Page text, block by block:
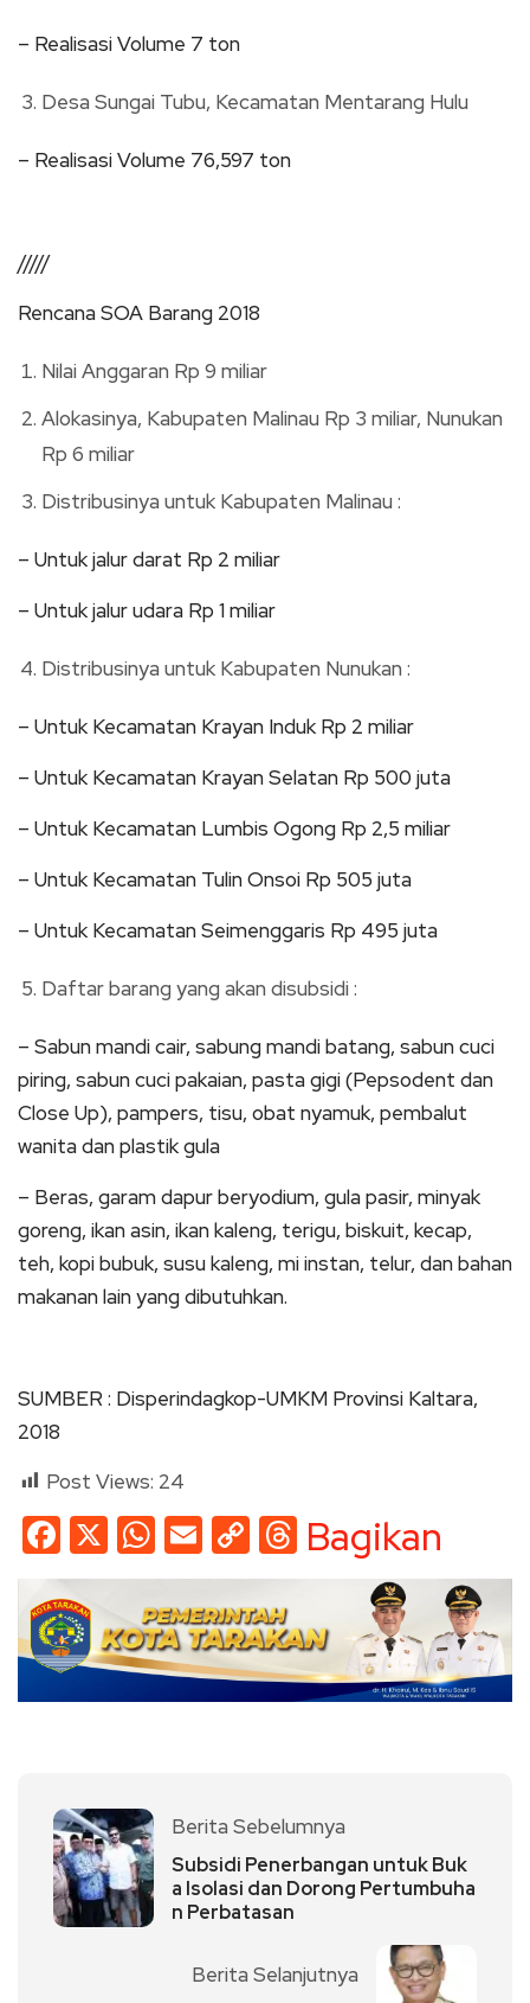
– Realisasi Volume 7 ton
Desa Sungai Tubu, Kecamatan Mentarang Hulu
– Realisasi Volume 76,597 ton
/////
Rencana SOA Barang 2018
Nilai Anggaran Rp 9 miliar
Alokasinya, Kabupaten Malinau Rp 3 miliar, Nunukan
Rp 6 miliar
Distribusinya untuk Kabupaten Malinau :
– Untuk jalur darat Rp 2 miliar
– Untuk jalur udara Rp 1 miliar
Distribusinya untuk Kabupaten Nunukan :
– Untuk Kecamatan Krayan Induk Rp 2 miliar
– Untuk Kecamatan Krayan Selatan Rp 500 juta
– Untuk Kecamatan Lumbis Ogong Rp 2,5 miliar
– Untuk Kecamatan Tulin Onsoi Rp 505 juta
– Untuk Kecamatan Seimenggaris Rp 495 juta
Daftar barang yang akan disubsidi :
– Sabun mandi cair, sabung mandi batang, sabun cuci
piring, sabun cuci pakaian, pasta gigi (Pepsodent dan
Close Up), pampers, tisu, obat nyamuk, pembalut
wanita dan plastik gula
– Beras, garam dapur beryodium, gula pasir, minyak
goreng, ikan asin, ikan kaleng, terigu, biskuit, kecap,
teh, kopi bubuk, susu kaleng, mi instan, telur, dan bahan
makanan lain yang dibutuhkan.
SUMBER : Disperindagkop-UMKM Provinsi Kaltara,
2018
Post Views: 24
Facebook
X WhatsApp
EmailCopy
Link
Threads
Bagikan
Berita Sebelumnya
Subsidi Penerbangan untuk Buk
a Isolasi dan Dorong Pertumbuha
n Perbatasan
Berita Selanjutnya